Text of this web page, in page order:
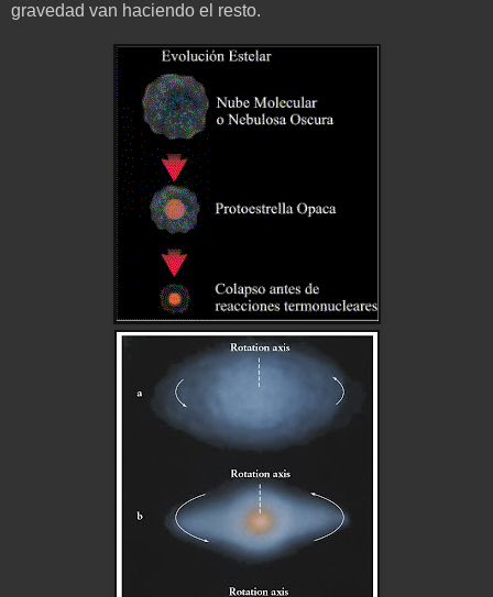
gravedad van haciendo el resto.